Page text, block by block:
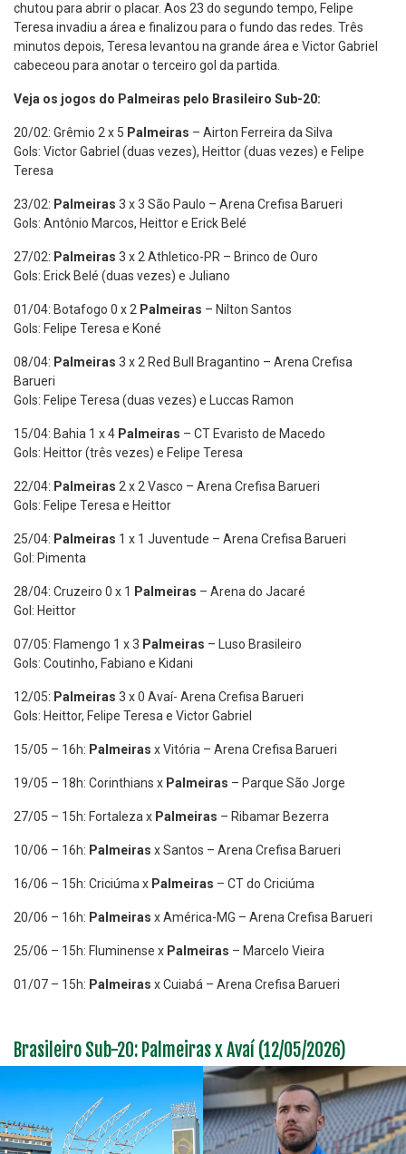
chutou para abrir o placar. Aos 23 do segundo tempo, Felipe
Teresa invadiu a área e finalizou para o fundo das redes. Três
minutos depois, Teresa levantou na grande área e Victor Gabriel
cabeceou para anotar o terceiro gol da partida.
Veja os jogos do Palmeiras pelo Brasileiro Sub-20:
20/02: Grêmio 2 x 5 Palmeiras – Airton Ferreira da Silva
Gols: Victor Gabriel (duas vezes), Heittor (duas vezes) e Felipe
Teresa
23/02: Palmeiras 3 x 3 São Paulo – Arena Crefisa Barueri
Gols: Antônio Marcos, Heittor e Erick Belé
27/02: Palmeiras 3 x 2 Athletico-PR – Brinco de Ouro
Gols: Erick Belé (duas vezes) e Juliano
01/04: Botafogo 0 x 2 Palmeiras – Nilton Santos
Gols: Felipe Teresa e Koné
08/04: Palmeiras 3 x 2 Red Bull Bragantino – Arena Crefisa
Barueri
Gols: Felipe Teresa (duas vezes) e Luccas Ramon
15/04: Bahia 1 x 4 Palmeiras – CT Evaristo de Macedo
Gols: Heittor (três vezes) e Felipe Teresa
22/04: Palmeiras 2 x 2 Vasco – Arena Crefisa Barueri
Gols: Felipe Teresa e Heittor
25/04: Palmeiras 1 x 1 Juventude – Arena Crefisa Barueri
Gol: Pimenta
28/04: Cruzeiro 0 x 1 Palmeiras – Arena do Jacaré
Gol: Heittor
07/05: Flamengo 1 x 3 Palmeiras – Luso Brasileiro
Gols: Coutinho, Fabiano e Kidani
12/05: Palmeiras 3 x 0 Avaí- Arena Crefisa Barueri
Gols: Heittor, Felipe Teresa e Victor Gabriel
15/05 – 16h: Palmeiras x Vitória – Arena Crefisa Barueri
19/05 – 18h: Corinthians x Palmeiras – Parque São Jorge
27/05 – 15h: Fortaleza x Palmeiras – Ribamar Bezerra
10/06 – 16h: Palmeiras x Santos – Arena Crefisa Barueri
16/06 – 15h: Criciúma x Palmeiras – CT do Criciúma
20/06 – 16h: Palmeiras x América-MG – Arena Crefisa Barueri
25/06 – 15h: Fluminense x Palmeiras – Marcelo Vieira
01/07 – 15h: Palmeiras x Cuiabá – Arena Crefisa Barueri
Brasileiro Sub-20: Palmeiras x Avaí (12/05/2026)